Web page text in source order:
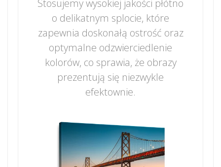
Stosujemy wysokiej jakości płótno
o delikatnym splocie, które
zapewnia doskonałą ostrość oraz
optymalne odzwierciedlenie
kolorów, co sprawia, że obrazy
prezentują się niezwykle
efektownie.